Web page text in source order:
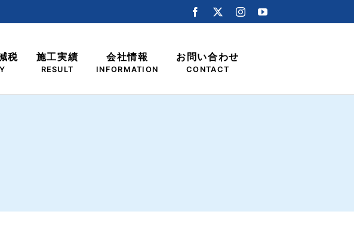
税 施工実績
RESULT
会社情報
INFORMATION
お問い合わせ
CONTACT